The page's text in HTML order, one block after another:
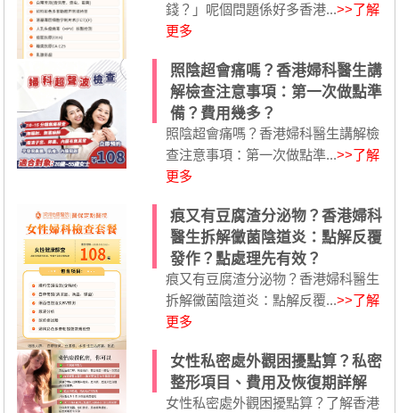
錢？」呢個問題係好多香港...>>了解
更多
照陰超會痛嗎？香港婦科醫生講
解檢查注意事項：第一次做點準
備？費用幾多？
照陰超會痛嗎？香港婦科醫生講解檢
查注意事項：第一次做點準...>>了解
更多
痕又有豆腐渣分泌物？香港婦科
醫生拆解黴菌陰道炎：點解反覆
發作？點處理先有效？
痕又有豆腐渣分泌物？香港婦科醫生
拆解黴菌陰道炎：點解反覆...>>了解
更多
女性私密處外觀困擾點算？私密
整形項目、費用及恢復期詳解
女性私密處外觀困擾點算？了解香港